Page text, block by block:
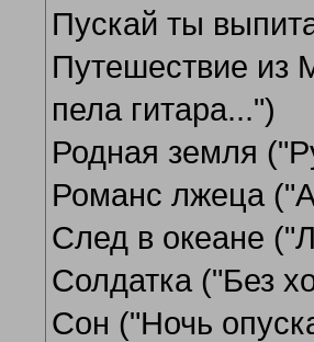
Пускай ты
Путешествие из
пела гитара...")
Родная земля
Романс лжеца
След в океане
Солдатка ("Без
Сон ("Ночь